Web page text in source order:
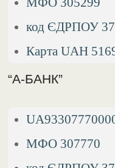
код ЄДРПОУ
Карта UAH
“А-БАНК”
МФО 307770